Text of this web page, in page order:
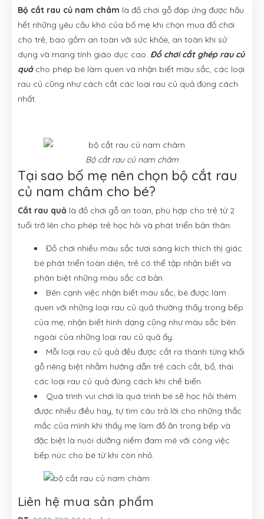
Bộ cắt rau củ nam châm là đồ chơi gỗ đáp ứng được hầu
hết những yêu cầu khó của bố mẹ khi chọn mua đồ chơi
cho trẻ, bao gồm an toàn với sức khỏe, an toàn khi sử
dụng và mang tính giáo dục cao. Đồ chơi cắt ghép rau củ
quảcho phép bé làm quen và nhận biết màu sắc, các loại
rau củ cũng như cách cắt các loại rau củ quả đúng cách
nhất.
Bộ cắt rau củ nam châm
Tại sao bố mẹ nên chọn bộ cắt rau
củ nam châm cho bé?
Cắt rau quả là đồ chơi gỗ an toàn, phù hợp cho trẻ từ 2
tuổi trở lên cho phép trẻ học hỏi và phát triển bản thân:
Đồ chơi nhiều màu sắc tươi sáng kích thích thị giác
bé phát triển toàn diện, trẻ có thể tập nhận biết và
phân biệt những màu sắc cơ bản.
Bên cạnh việc nhận biết màu sắc, bé được làm
quen với những loại rau củ quả thường thấy trong bếp
của mẹ, nhận biết hình dạng cũng như màu sắc bên
ngoài của những loại rau củ quả ấy.
Mỗi loại rau củ quả đều được cắt ra thành từng khối
gỗ riêng biệt nhằm hướng dẫn trẻ cách cắt, bổ, thái
các loại rau củ quả đúng cách khi chế biến.
Quá trình vui chơi là quá trình bé sẽ học hỏi thêm
được nhiều điều hay, tự tìm câu trả lời cho những thắc
mắc của mình khi thấy mẹ làm đồ ăn trong bếp và
đặc biệt là nuôi dưỡng niềm đam mê với công việc
bếp núc cho bé từ khi còn nhỏ.
Liên hệ mua sản phẩm